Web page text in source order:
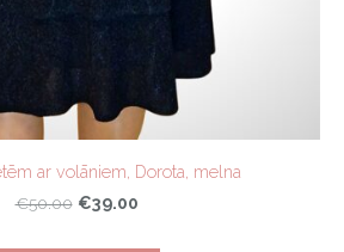
ar volāniem, Dorota, melna
€50.00 €39.00